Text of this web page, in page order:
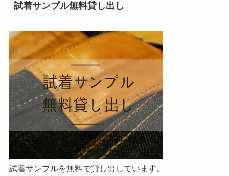
試着サンプル無料貸し出し
試着サンプルを無料で貸し出しています。